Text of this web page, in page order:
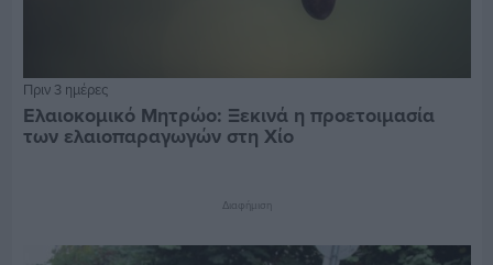
Πριν 3 ημέρες
Ελαιοκομικό Μητρώο: Ξεκινά η προετοιμασία
των ελαιοπαραγωγών στη Χίο
Διαφήμιση